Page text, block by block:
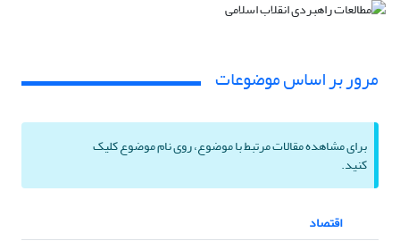
مرور بر اساس موضوعات
برای مشاهده مقالات مرتبط با موضوع، روی نام موضوع کلیک
کنید.
اقتصاد